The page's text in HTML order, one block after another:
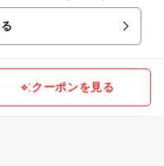
今しか楽しめない大迫力
クーポンを見る